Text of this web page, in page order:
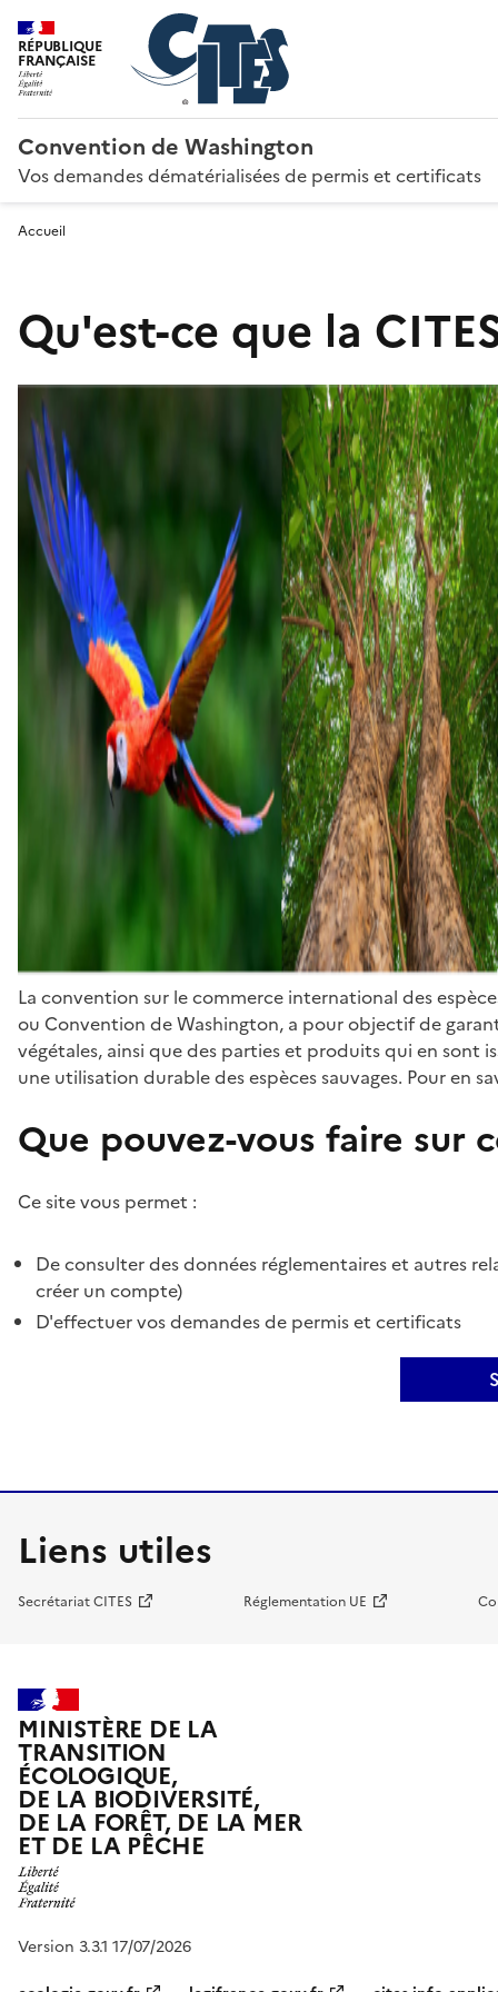
RÉPUBLIQUE
FRANÇAISE
Convention de Washington
Vos demandes dématérialisées de permis et certificats
Accueil
Qu'est-ce que la
La convention sur le commerce international des
ou Convention de Washington, a pour objectif de
végétales, ainsi que des parties et produits qui en sont
une utilisation durable des espèces sauvages. Pour en
Que pouvez-vous faire sur
Ce site vous permet :
De consulter des données réglementaires et autres
créer un compte)
D'effectuer vos demandes de permis et certificats
Liens utiles
Secrétariat CITES Réglementation UE
MINISTÈRE DE LA
TRANSITION
ÉCOLOGIQUE,
DE LA BIODIVERSITÉ,
DE LA FORÊT, DE LA MER
ET DE LA PÊCHE
Version 3.3.1 17/07/2026